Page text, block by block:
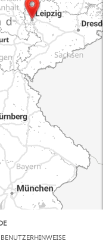
BENUTZERHINWEISE